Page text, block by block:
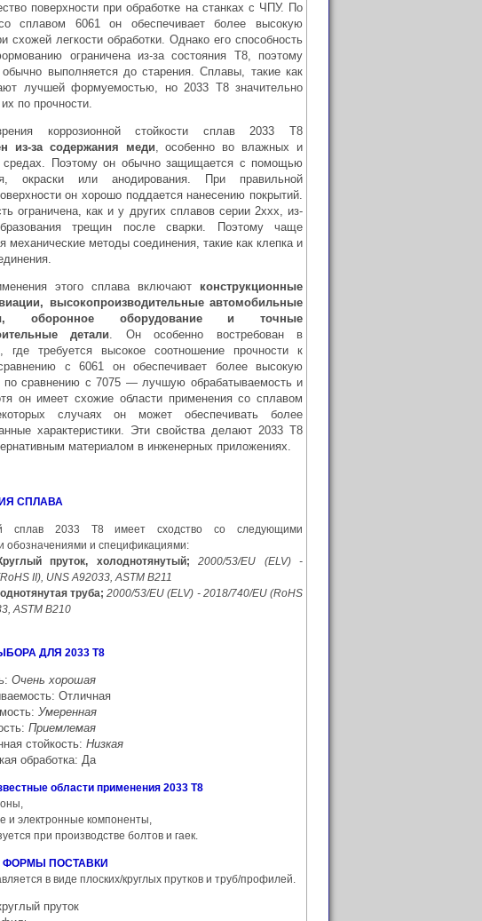
поверхности при обработке на станках с ЧПУ. По
сплавом 6061 он обеспечивает более высокую
схожей легкости обработки. Однако его способность
ограничена из-за состояния T8, поэтому
выполняется до старения. Сплавы, такие как
лучшей формуемостью, но 2033 T8 значительно
по прочности.
коррозионной стойкости сплав 2033 T8
из-за содержания меди, особенно во влажных и
средах. Поэтому он обычно защищается с помощью
окраски или анодирования. При правильной
он хорошо поддается нанесению покрытий.
ограничена, как и у других сплавов серии 2xxx, из-
трещин после сварки. Поэтому чаще
механические методы соединения, такие как клепка и
этого сплава включают конструкционные
высокопроизводительные автомобильные
оборонное оборудование и точные
детали. Он особенно востребован в
где требуется высокое соотношение прочности к
с 6061 он обеспечивает более высокую
по сравнению с 7075 — лучшую обрабатываемость и
он имеет схожие области применения со сплавом
случаях он может обеспечивать более
характеристики. Эти свойства делают 2033 T8
материалом в инженерных приложениях.
СПЛАВА
сплав 2033 T8 имеет сходство со следующими
обозначениями и спецификациями:
пруток, холоднотянутый;
2000/53/EU (ELV) -
II), UNS A92033, ASTM B211
труба; 2000/53/EU (ELV) - 2018/740/EU (RoHS
ASTM B210
ДЛЯ 2033 T8
Очень хорошая
Отличная
Умеренная
Приемлемая
стойкость: Низкая
обработка: Да
области применения 2033 T8
и электронные компоненты,
при производстве болтов и гаек.
ПОСТАВКИ
в виде плоских/круглых прутков и труб/профилей.
пруток